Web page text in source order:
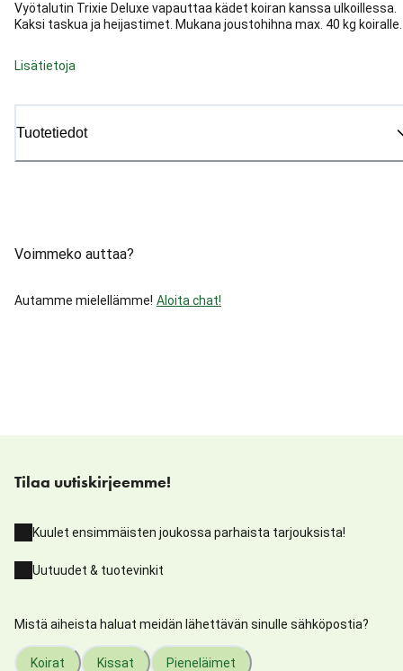
Vyötalutin Trixie Deluxe vapauttaa kädet koiran kanssa ulkoillessa.
Kaksi taskua ja heijastimet. Mukana joustohihna max. 40 kg koiralle.
Lisätietoja
Tuotetiedot
Voimmeko auttaa?
Autamme mielellämme! Aloita chat!
Tilaa uutiskirjeemme!
Kuulet ensimmäisten joukossa parhaista tarjouksista!
Uutuudet & tuotevinkit
Mistä aiheista haluat meidän lähettävän sinulle sähköpostia?
Koirat Kissat Pieneläimet